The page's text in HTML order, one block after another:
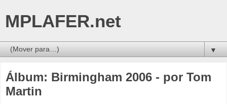
MPLAFER.net
▼
Álbum: Birmingham 2006 - por Tom
Martin